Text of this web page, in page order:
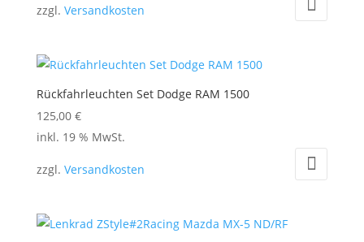
weist
Varianten
Die
Optionen
können
auf
gewählt
zzgl. Versandkosten
Rückfahrleuchten Set Dodge RAM 1500
125,00 €
inkl. 19 % MwSt.
zzgl. Versandkosten